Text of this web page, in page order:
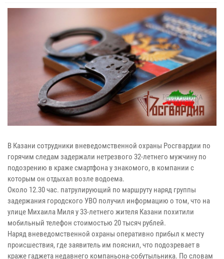
В Казани сотрудники вневедомственной охраны Росгвардии по
горячим следам задержали нетрезвого 32-летнего мужчину по
подозрению в краже смартфона у знакомого, в компании с
которым он отдыхал возле водоема.
Около 12.30 час. патрулирующий по маршруту наряд группы
задержания городского УВО получил информацию о том, что на
улице Михаила Миля у 33-летнего жителя Казани похитили
мобильный телефон стоимостью 20 тысяч рублей.
Наряд вневедомственной охраны оперативно прибыл к месту
происшествия, где заявитель им пояснил, что подозревает в
краже гаджета недавнего компаньона-собутыльника. По словам